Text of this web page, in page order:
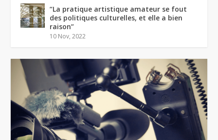
“La pratique artistique amateur se fout
des politiques culturelles, et elle a bien
raison”
10 Nov, 2022